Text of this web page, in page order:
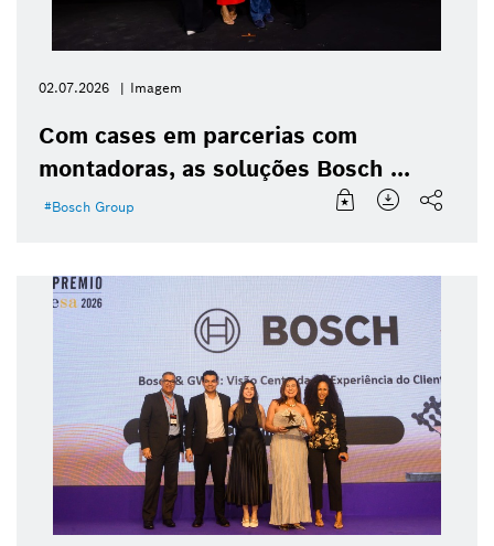
02.07.2026 Imagem
Com cases em parcerias com
montadoras, as soluções Bosch ...
Bosch Group